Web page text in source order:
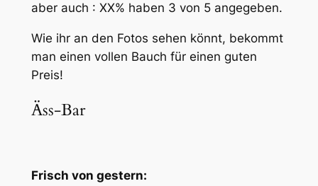
aber auch : XX% haben 3 von 5 angegeben.
Wie ihr an den Fotos sehen könnt, bekommt
man einen vollen Bauch für einen guten
Preis!
Äss-Bar
Frisch von gestern: